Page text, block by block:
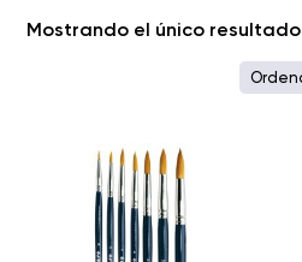
Mostrando el único resultado